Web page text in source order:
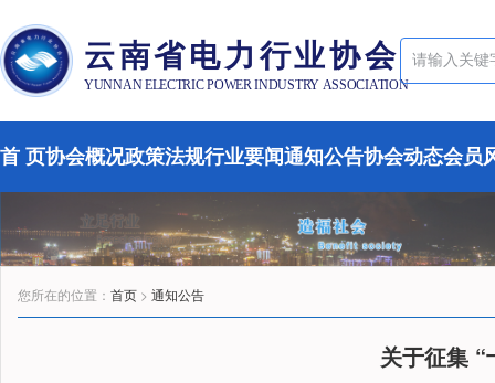
云南省电力行业协会
YUNNAN ELECTRIC POWER INDUSTRY ASSOCIATION
首 页协会概况政策法规行业要闻通知公告协会动态会员
您所在的位置： 首页 > 通知公告
关于征集